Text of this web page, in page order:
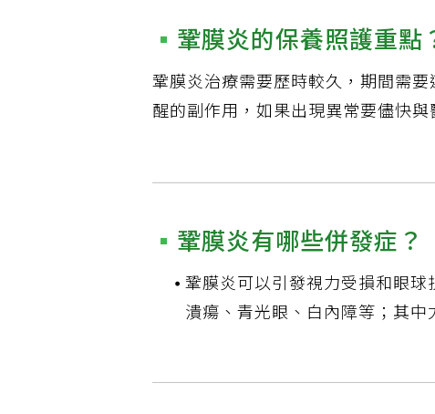
鞏膜炎的保養照護重點
鞏膜炎治療需要歷時較久，期間需
醒的副作用，如果出現異常要儘快
鞏膜炎有哪些併發症？
鞏膜炎可以引發視力受損和眼
潰瘍、青光眼、白內障等；其